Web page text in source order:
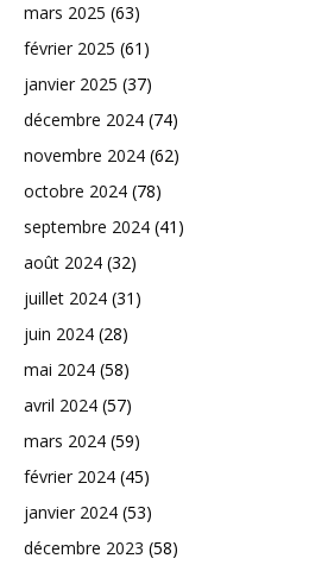
mars 2025 (63)
février 2025 (61)
janvier 2025 (37)
décembre 2024 (74)
novembre 2024 (62)
octobre 2024 (78)
septembre 2024 (41)
août 2024 (32)
juillet 2024 (31)
juin 2024 (28)
mai 2024 (58)
avril 2024 (57)
mars 2024 (59)
février 2024 (45)
janvier 2024 (53)
décembre 2023 (58)